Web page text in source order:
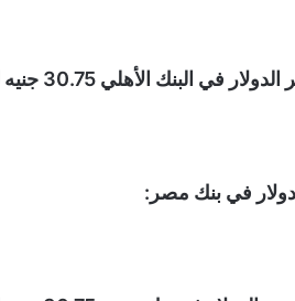
البنك الأهلي 30.75 جنيه للشراء، 30.85 جنيه للبيع.
في بنك مصر: